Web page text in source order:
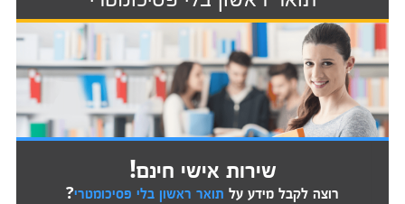
שירות אישי חינם!
רוצה לקבל מידע על תואר ראשון בלי פסיכומטרי?